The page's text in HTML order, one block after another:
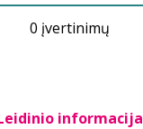
0 įvertinimų
informacija